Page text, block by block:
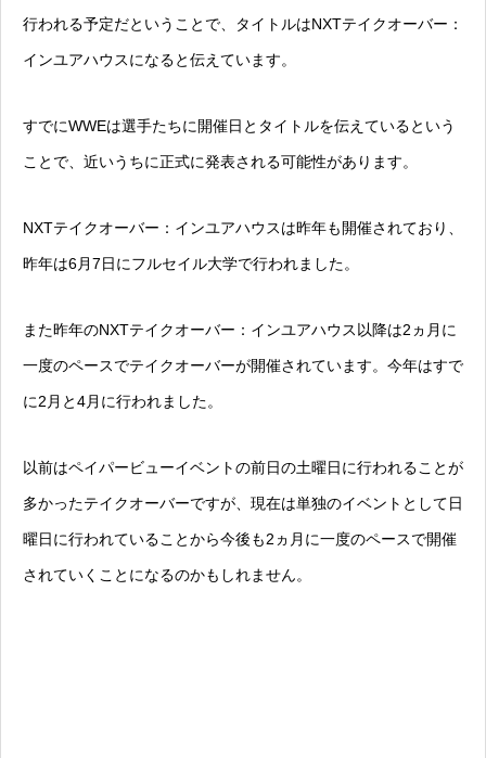
行われる予定だということで、タイトルはNXTテイクオーバー：
インユアハウスになると伝えています。
すでにWWEは選手たちに開催日とタイトルを伝えているという
ことで、近いうちに正式に発表される可能性があります。
NXTテイクオーバー：インユアハウスは昨年も開催されており、
昨年は6月7日にフルセイル大学で行われました。
また昨年のNXTテイクオーバー：インユアハウス以降は2ヵ月に
一度のペースでテイクオーバーが開催されています。今年はすで
に2月と4月に行われました。
以前はペイパービューイベントの前日の土曜日に行われることが
多かったテイクオーバーですが、現在は単独のイベントとして日
曜日に行われていることから今後も2ヵ月に一度のペースで開催
されていくことになるのかもしれません。